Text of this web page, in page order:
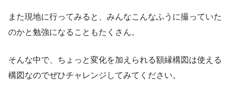
また現地に行ってみると、みんなこんなふうに撮っていた
のかと勉強になることもたくさん。
そんな中で、ちょっと変化を加えられる額縁構図は使える
構図なのでぜひチャレンジしてみてください。